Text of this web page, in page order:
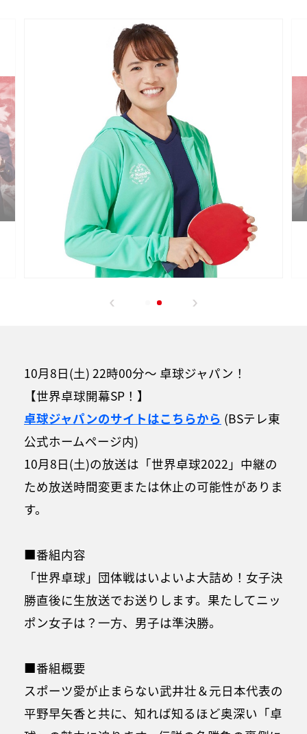
10月8日(土) 22時00分～ 卓球ジャパン！
【世界卓球開幕SP！】
卓球ジャパンのサイトはこちらから (BSテレ東
公式ホームページ内)
10月8日(土)の放送は「世界卓球2022」中継の
ため放送時間変更または休止の可能性がありま
す。
■番組内容
「世界卓球」団体戦はいよいよ大詰め！女子決
勝直後に生放送でお送りします。果たしてニッ
ポン女子は？一方、男子は準決勝。
■番組概要
スポーツ愛が止まらない武井壮＆元日本代表の
平野早矢香と共に、知れば知るほど奥深い「卓